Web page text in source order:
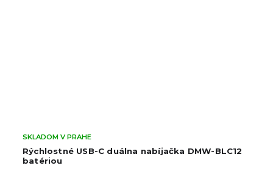
Rýchlostné USB-C duálna nabíjačka DMW-BLC12
batériou
SKLADOM V PRAHE